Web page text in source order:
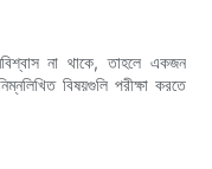
না থাকে, তাহলে একজন
বিষয়গুলি পরীক্ষা করতে